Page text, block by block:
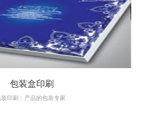
包装盒印刷
印刷：产品的包装专家